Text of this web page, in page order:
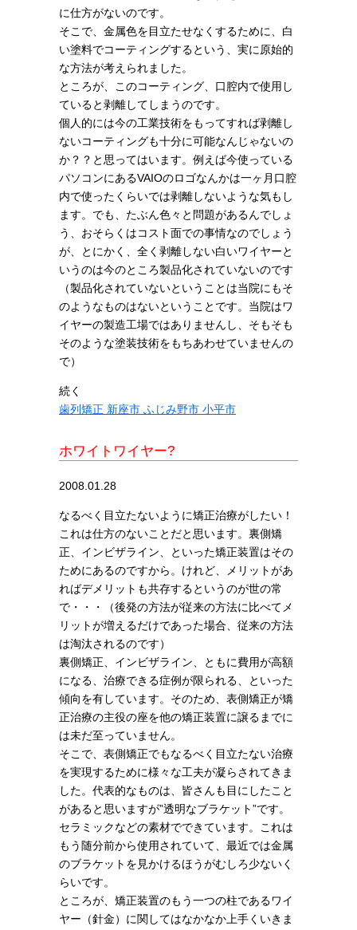
に仕方がないのです。
そこで、金属色を目立たせなくするために、白
い塗料でコーティングするという、実に原始的
な方法が考えられました。
ところが、このコーティング、口腔内で使用し
ていると剥離してしまうのです。
個人的には今の工業技術をもってすれば剥離し
ないコーティングも十分に可能なんじゃないの
か？？と思ってはいます。例えば今使っている
パソコンにあるVAIOのロゴなんかは一ヶ月口腔
内で使ったくらいでは剥離しないような気もし
ます。でも、たぶん色々と問題があるんでしょ
う、おそらくはコスト面での事情なのでしょう
が、とにかく、全く剥離しない白いワイヤーと
いうのは今のところ製品化されていないのです
（製品化されていないということは当院にもそ
のようなものはないということです。当院はワ
イヤーの製造工場ではありませんし、そもそも
そのような塗装技術をもちあわせていませんの
で）
続く
歯列矯正 新座市 ふじみ野市 小平市
ホワイトワイヤー?
2008.01.28
なるべく目立たないように矯正治療がしたい！
これは仕方のないことだと思います。裏側矯
正、インビザライン、といった矯正装置はその
ためにあるのですから。けれど、メリットがあ
ればデメリットも共存するというのが世の常
で・・・（後発の方法が従来の方法に比べてメ
リットが増えるだけであった場合、従来の方法
は淘汰されるのです）
裏側矯正、インビザライン、ともに費用が高額
になる、治療できる症例が限られる、といった
傾向を有しています。そのため、表側矯正が矯
正治療の主役の座を他の矯正装置に譲るまでに
は未だ至っていません。
そこで、表側矯正でもなるべく目立たない治療
を実現するために様々な工夫が凝らされてきま
した。代表的なものは、皆さんも目にしたこと
があると思いますが”透明なブラケット”です。
セラミックなどの素材でできています。これは
もう随分前から使用されていて、最近では金属
のブラケットを見かけるほうがむしろ少ないく
らいです。
ところが、矯正装置のもう一つの柱であるワイ
ヤー（針金）に関してはなかなか上手くいきま